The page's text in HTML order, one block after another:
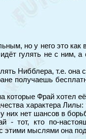
но у него это
идёт гулять не с
Нибблера, т.е. она
получаешь
которые Фрай хотел
характера Лилы:
них нет шансов в
- тот, кто по-
мыслями она